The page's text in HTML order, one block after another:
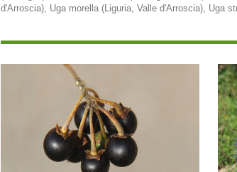
d'Arroscia), Uga morella (Liguria, Valle d'Arroscia), Uga